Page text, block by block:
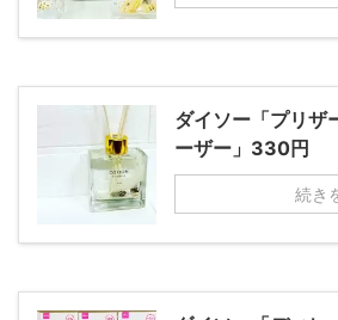
ダイソー「プリザ
ーザー」330円
続き